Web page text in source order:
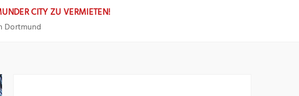
CITY ZU VERMIETEN!
Dortmund